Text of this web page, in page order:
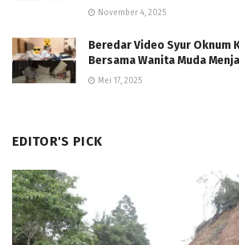
November 4, 2025
Beredar Video Syur Oknum
Bersama Wanita Muda
Mei 17, 2025
EDITOR'S PICK